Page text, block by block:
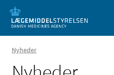
Nyheder